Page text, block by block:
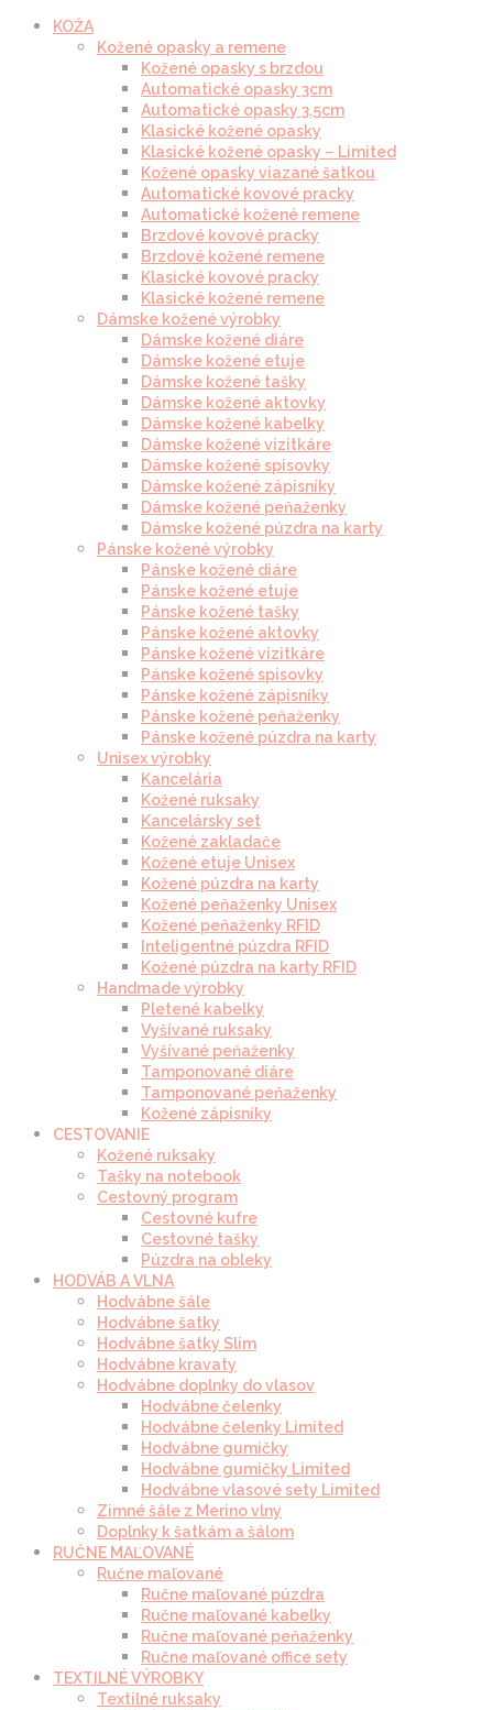
KOŽA
Kožené opasky a remene
Kožené opasky s brzdou
Automatické opasky 3cm
Automatické opasky 3.5cm
Klasické kožené opasky
Klasické kožené opasky – Limited
Kožené opasky viazané šatkou
Automatické kovové pracky
Automatické kožené remene
Brzdové kovové pracky
Brzdové kožené remene
Klasické kovové pracky
Klasické kožené remene
Dámske kožené výrobky
Dámske kožené diáre
Dámske kožené etuje
Dámske kožené tašky
Dámske kožené aktovky
Dámske kožené kabelky
Dámske kožené vizitkáre
Dámske kožené spisovky
Dámske kožené zápisníky
Dámske kožené peňaženky
Dámske kožené púzdra na karty
Pánske kožené výrobky
Pánske kožené diáre
Pánske kožené etuje
Pánske kožené tašky
Pánske kožené aktovky
Pánske kožené vizitkáre
Pánske kožené spisovky
Pánske kožené zápisníky
Pánske kožené peňaženky
Pánske kožené púzdra na karty
Unisex výrobky
Kancelária
Kožené ruksaky
Kancelársky set
Kožené zakladače
Kožené etuje Unisex
Kožené púzdra na karty
Kožené peňaženky Unisex
Kožené peňaženky RFID
Inteligentné púzdra RFID
Kožené púzdra na karty RFID
Handmade výrobky
Pletené kabelky
Vyšívané ruksaky
Vyšívané peňaženky
Tamponované diáre
Tamponované peňaženky
Kožené zápisníky
CESTOVANIE
Kožené ruksaky
Tašky na notebook
Cestovný program
Cestovné kufre
Cestovné tašky
Púzdra na obleky
HODVÁB A VLNA
Hodvábne šále
Hodvábne šatky
Hodvábne šatky Slim
Hodvábne kravaty
Hodvábne doplnky do vlasov
Hodvábne čelenky
Hodvábne čelenky Limited
Hodvábne gumičky
Hodvábne gumičky Limited
Hodvábne vlasové sety Limited
Zimné šále z Merino vlny
Doplnky k šatkám a šálom
RUČNE MAĽOVANÉ
Ručne maľované
Ručne maľované púzdra
Ručne maľované kabelky
Ručne maľované peňaženky
Ručne maľované office sety
TEXTILNÉ VÝROBKY
Textilné ruksaky